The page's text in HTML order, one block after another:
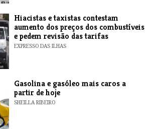
Hiacistas e taxistas contestam
aumento dos preços dos combustíveis
e pedem revisão das tarifas
EXPRESSO DAS ILHAS
Gasolina e gasóleo mais caros a
partir de hoje
SHEILLA RIBEIRO